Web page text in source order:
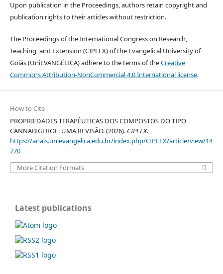
Upon publication in the Proceedings, authors retain copyright and
publication rights to their articles without restriction.
The Proceedings of the International Congress on Research,
Teaching, and Extension (CIPEEX) of the Evangelical University of
Goiás (UniEVANGÉLICA) adhere to the terms of theCreative
Commons Attribution-NonCommercial 4.0 International license.
How to Cite
PROPRIEDADES TERAPÊUTICAS DOS COMPOSTOS DO TIPO
CANNABIGEROL: UMA REVISÃO. (2026). CIPEEX.
https://anais.unievangelica.edu.br/index.php/CIPEEX/article/view/14
770
More Citation Formats
Latest publications